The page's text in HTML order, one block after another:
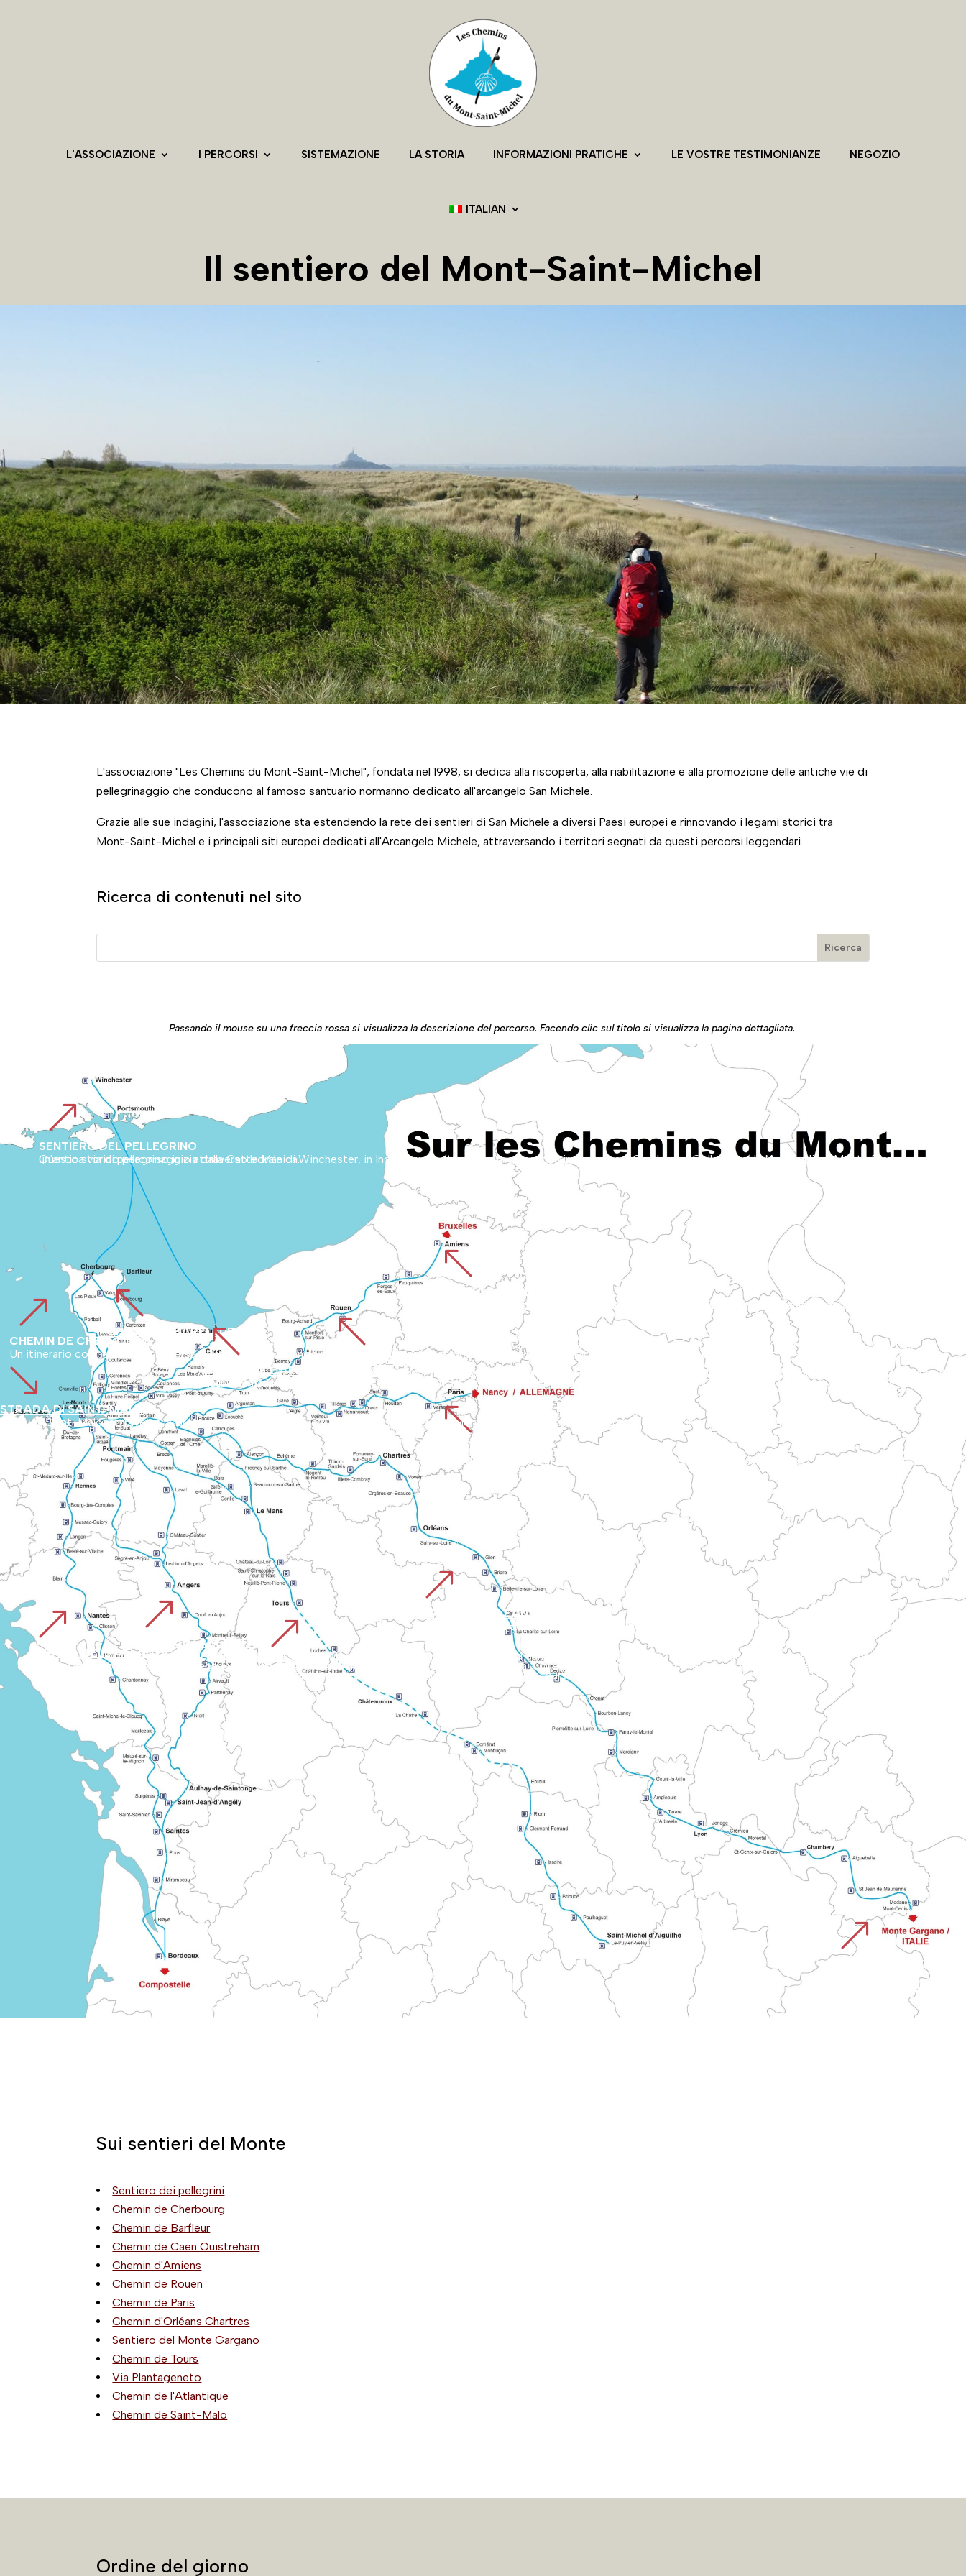
L'ASSOCIAZIONE I PERCORSI SISTEMAZIONE LA STORIA INFORMAZIONI PRATICHE LE VOSTRE TESTIMONIANZE NEGOZIO
ITALIAN
Il sentiero del Mont-Saint-Michel
L'associazione "Les Chemins du Mont-Saint-Michel", fondata nel 1998, si dedica alla riscoperta, alla riabilitazione e alla promozione delle antiche vie di
pellegrinaggio che conducono al famoso santuario normanno dedicato all'arcangelo San Michele.
Grazie alle sue indagini, l'associazione sta estendendo la rete dei sentieri di San Michele a diversi Paesi europei e rinnovando i legami storici tra
Mont-Saint-Michel e i principali siti europei dedicati all'Arcangelo Michele, attraversando i territori segnati da questi percorsi leggendari.
Ricerca di contenuti nel sito
Passando il mouse su una freccia rossa si visualizza la descrizione del percorso. Facendo clic sul titolo si visualizza la pagina dettagliata.
&
SENTIERO DEL PELLEGRINO
Questo storico percorso inizia dalla Cattedrale di Winchester, in Inghilterra, e attraversa la campagna inglese fino a Cherbourg. Collega poi la Normandia al Monte Bianco, segnando un'antica via di pellegrinaggio attraverso la Manica.
&
CHEMIN DE CHERBOURG
Un itinerario costiero che attraversa la Normandia passando per Lessay, Coutances e Granville fino alla baia di Mont. Il percorso alterna paesaggi costieri e patrimonio storico.
%
CHEMIN DE BARFLEUR
Partendo dal porto di Barfleur, l'itinerario si snoda nell'entroterra del Cotentin. L'itinerario mette in evidenza i siti naturali e i tesori storici poco conosciuti del dipartimento.
%
CHEMIN DE CAEN OUISTREHAM
Segue l'antica strada romana da Vieux ad Avranches, utilizzata dai pellegrini fin da prima dell'anno Mille. Collega i paesaggi del Calvados con le valli della Normandia sulla via del Mont.
%
STRADA DI AMIENS
Il percorso inizia dalla cattedrale di Amiens, patrimonio dell'umanità, e attraversa le pianure della Piccardia. Raggiunge Rouen attraversando le valli della regione del Bray.
%
CHEMIN DE ROUEN
Si estende attraverso cinque dipartimenti della Normandia, dalla cattedrale di Rouen al castello di Falaise. Questo percorso collega grandi città e campagne variegate prima di raggiungere le vie del Mont.
%
CHEMIN DE PARIS
Parte dalla capitale e si unisce alla rete dei sentieri della Normandia verso il Mont. Combina tratti urbani e rurali prima di unirsi ai principali itinerari storici.
&
STRADA D'ORLEANS CHARTRES
Collega la Valle della Loira alla Normandia, passando per la Cattedrale di Chartres. Il percorso attraversa Le Perche, le foreste di Orléans e la zona di Mortain.
&
STRADA DEL MONTE
&
PERCORSO DI VISITA
Conosciuto come «Grand Chemin montois», parte da Tours via Le Mans e Mayenne. Il percorso segnalato si estende nelle Alpi Mancelles verso Le Mont.
&
VIA PLANTAGENETA
Un itinerario europeo segnalato che collega diverse regioni della Francia sul cammino di Santiago de Compostela. Illustra la cooperazione di lunga data tra le reti storiche di pellegrinaggio.
&
STRADA DELL'ATLANTICO
Un percorso «condiviso» che collega Bordeaux alle grandi vie del Monte Bianco e di Compostela. Collega i territori atlantici con le vie religiose storiche.
'
STRADA DI SAINT-MALO
Parte da Saint-Malo, attraversa la Bretagna e poi si unisce alle vie della Normandia fino a Mont-Saint-Malo. Unisce il patrimonio marittimo bretone e le vie di pellegrinaggio.
Sui sentieri del Monte
Sentiero dei pellegrini
Chemin de Cherbourg
Chemin de Barfleur
Chemin de Caen Ouistreham
Chemin d'Amiens
Chemin de Rouen
Chemin de Paris
Chemin d'Orléans Chartres
Sentiero del Monte Gargano
Chemin de Tours
Via Plantageneto
Chemin de l'Atlantique
Chemin de Saint-Malo
Ordine del giorno